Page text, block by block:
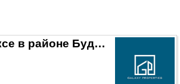
Трехэтажный дом в закрытом жилом комплексе в районе Буджака.